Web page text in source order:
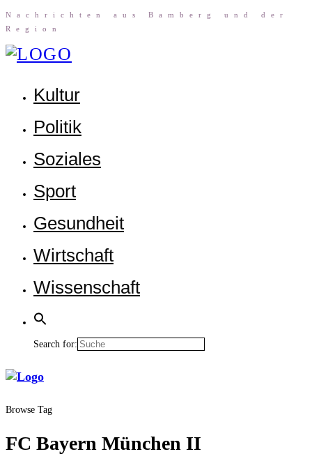
Nach­rich­ten aus Bam­berg und der
Region
Kul­tur
Poli­tik
Sozia­les
Sport
Gesund­heit
Wirt­schaft
Wis­sen­schaft
Search for:
Browse Tag
FC Bayern München II